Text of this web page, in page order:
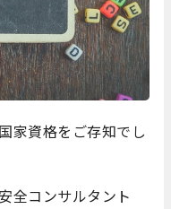
家資格をご存知でし
全コンサルタント